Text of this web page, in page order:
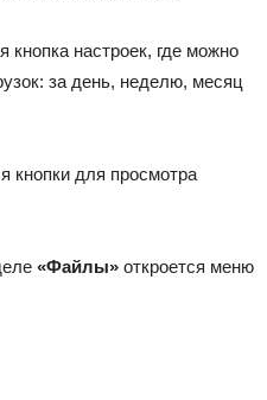
кнопка настроек, где можно
за день, неделю, месяц
кнопки для просмотра
«Файлы» откроется меню